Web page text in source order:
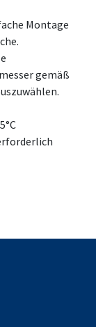
Montage
gemäß